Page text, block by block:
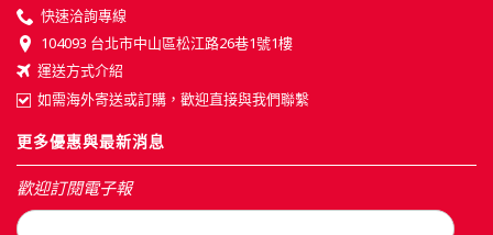
快速洽詢專線
104093 台北市中山區松江路26巷1號1樓
運送方式介紹
如需海外寄送或訂購，歡迎直接與我們聯繫
更多優惠與最新消息
歡迎訂閱電子報